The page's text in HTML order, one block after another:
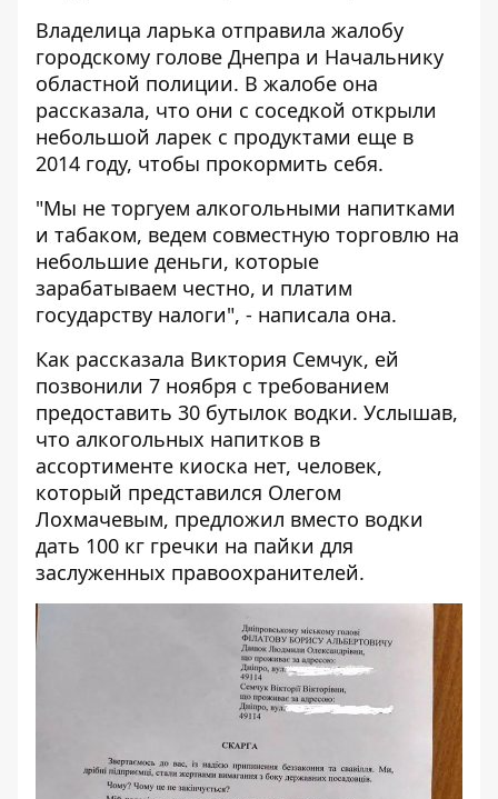
Владелица ларька отправила жалобу
городскому голове Днепра и Начальнику
областной полиции. В жалобе она
рассказала, что они с соседкой открыли
небольшой ларек с продуктами еще в
2014 году, чтобы прокормить себя.
"Мы не торгуем алкогольными напитками
и табаком, ведем совместную торговлю на
небольшие деньги, которые
зарабатываем честно, и платим
государству налоги", - написала она.
Как рассказала Виктория Семчук, ей
позвонили 7 ноября с требованием
предоставить 30 бутылок водки. Услышав,
что алкогольных напитков в
ассортименте киоска нет, человек,
который представился Олегом
Лохмачевым, предложил вместо водки
дать 100 кг гречки на пайки для
заслуженных правоохранителей.